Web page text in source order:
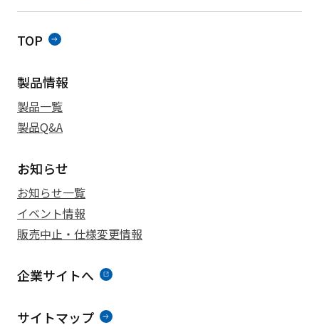
TOP
製品情報
製品一覧
製品Q&A
お知らせ
お知らせ一覧
イベント情報
販売中止・仕様変更情報
企業サイトへ
サイトマップ